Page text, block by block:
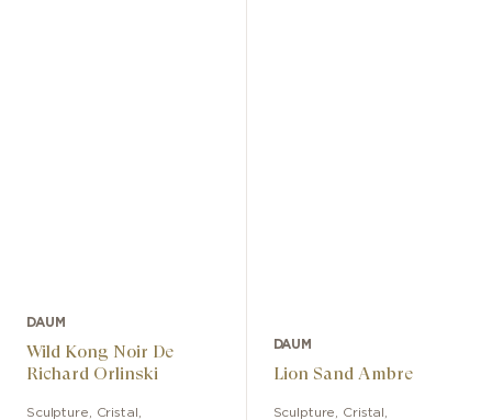
DAUM
Wild Kong Noir De
Richard Orlinski
Sculpture Cristal
DAUM
Lion Sand Ambre
Sculpture Cristal